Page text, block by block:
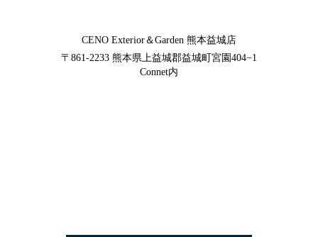
CENO Exterior＆Garden 熊本益城店
〒861-2233 熊本県上益城郡益城町宮園404−1
Connet内